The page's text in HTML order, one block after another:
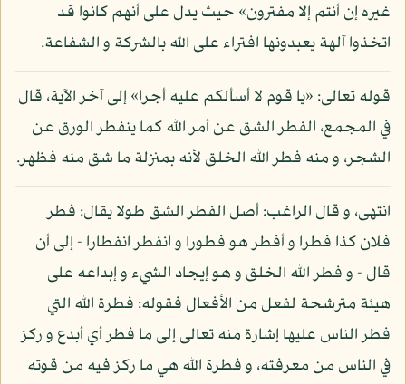
غيره إن أنتم إلا مفترون» حيث يدل على أنهم كانوا قد
اتخذوا آلهة يعبدونها افتراء على الله بالشركة و الشفاعة.
قوله تعالى: «يا قوم لا أسألكم عليه أجرا» إلى آخر الآية، قال
في المجمع، الفطر الشق عن أمر الله كما ينفطر الورق عن
الشجر، و منه فطر الله الخلق لأنه بمنزلة ما شق منه فظهر.
انتهى، و قال الراغب: أصل الفطر الشق طولا يقال: فطر
فلان كذا فطرا و أفطر هو فطورا و انفطر انفطارا - إلى أن
قال - و فطر الله الخلق و هو إيجاد الشيء و إبداعه على
هيئة مترشحة لفعل من الأفعال فقوله: فطرة الله التي
فطر الناس عليها إشارة منه تعالى إلى ما فطر أي أبدع و ركز
في الناس من معرفته، و فطرة الله هي ما ركز فيه من قوته